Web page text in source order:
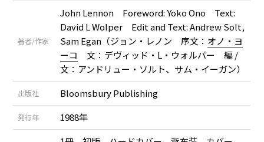
著者/作家
John Lennon Foreword: Yoko Ono Text:
David L Wolper Edit and Text: Andrew Solt,
Sam Egan（ジョン・レノン 序文： オノ・ヨ
ーコ
文：デヴィッド・L・ウォルパー 編 /
文：アンドリュー・ソルト、サム・イーガン）
出版社 Bloomsbury Publishing
発行年 1988年